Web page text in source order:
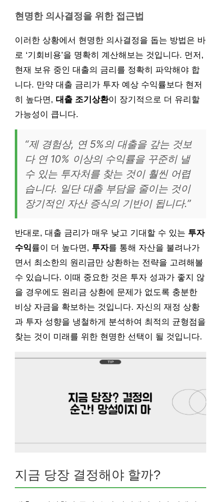
현명한 의사결정을 위한 접근법
이러한 상황에서 현명한 의사결정을 돕는 방법은 바
로 ‘기회비용’을 명확히 계산해보는 것입니다. 먼저,
현재 보유 중인 대출의 금리를 정확히 파악해야 합
니다. 만약 대출 금리가 투자 예상 수익률보다 현저
히 높다면, 대출 조기상환이 장기적으로 더 유리할
가능성이 큽니다.
“제 경험상, 연 5%의 대출을 갚는 것보
다 연 10% 이상의 수익률을 꾸준히 낼
수 있는 투자처를 찾는 것이 훨씬 어렵
습니다. 일단 대출 부담을 줄이는 것이
장기적인 자산 증식의 기반이 됩니다.”
반대로, 대출 금리가 매우 낮고 기대할 수 있는 투자
수익률이 더 높다면, 투자를 통해 자산을 불려나가
면서 최소한의 원리금만 상환하는 전략을 고려해볼
수 있습니다. 이때 중요한 것은 투자 성과가 좋지 않
을 경우에도 원리금 상환에 문제가 없도록 충분한
비상 자금을 확보하는 것입니다. 자신의 재정 상황
과 투자 성향을 냉철하게 분석하여 최적의 균형점을
찾는 것이 미래를 위한 현명한 선택이 될 것입니다.
지금 당장 결정해야 할까?